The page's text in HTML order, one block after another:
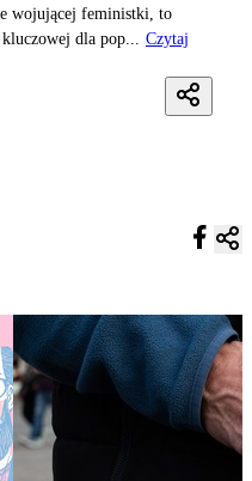
wojującej feministki, to
dla pop... Czytaj